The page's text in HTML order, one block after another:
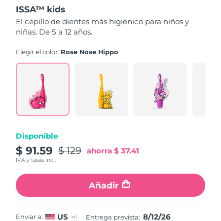
of
5
stars,
average
value.
Read
16
Reviews.
link.
ISSA™ kids
El cepillo de dientes más higiénico para niños y
niñas. De 5 a 12 años.
Elegir el color: Rose Nose Hippo
Disponible
$ 91.59 $ 129 ahorra$ 37.41
IVA y tasas incl.
Añadir
Enviar a: US Entrega prevista: 8/12/26
Filipinas Entrega prevista8/14/26
Portugal
Puerto Rico Entrega prevista
Catar
Reunión
Rumanía
Rusia Entrega prevista 8/19/26
Arabia Saudí Entrega prevista8/12/26